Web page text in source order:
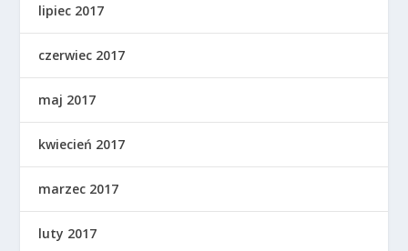
lipiec 2017
czerwiec 2017
maj 2017
kwiecień 2017
marzec 2017
luty 2017